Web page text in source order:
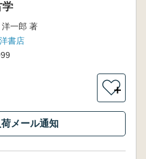
学
一郎 著
書店
＋
メール通知